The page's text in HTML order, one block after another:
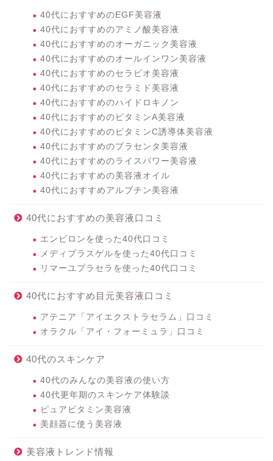
40代におすすめのEGF美容液
40代におすすめのアミノ酸美容液
40代におすすめのオーガニック美容液
40代におすすめのオールインワン美容液
40代におすすめのセラビオ美容液
40代におすすめのセラミド美容液
40代におすすめのハイドロキノン
40代におすすめのビタミンA美容液
40代におすすめのビタミンC誘導体美容液
40代におすすめのプラセンタ美容液
40代におすすめのライスパワー美容液
40代におすすめの美容液オイル
40代におすすめアルブチン美容液
40代におすすめの美容液口コミ
エンビロンを使った40代口コミ
メディプラスゲルを使った40代口コミ
リマーユプラセラを使った40代口コミ
40代におすすめ目元美容液口コミ
アテニア「アイエクストラセラム」口コミ
オラクル「アイ・フォーミュラ」口コミ
40代のスキンケア
40代のみんなの美容液の使い方
40代更年期のスキンケア体験談
ピュアビタミン美容液
美顔器に使う美容液
美容液トレンド情報